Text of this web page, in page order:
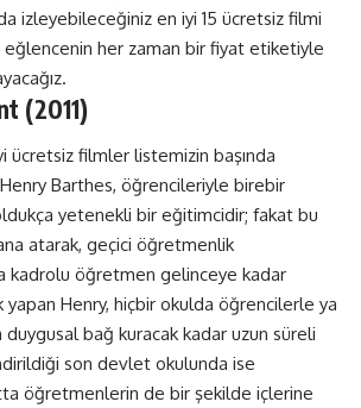
izleyebileceğiniz en iyi 15 ücretsiz filmi
her zaman bir fiyat etiketiyle
(2011)
ücretsiz filmler listemizin başında
Barthes, öğrencileriyle birebir
yetenekli bir eğitimcidir; fakat bu
atarak, geçici öğretmenlik
kadrolu öğretmen gelinceye kadar
Henry, hiçbir okulda öğrencilerle ya
duygusal bağ kuracak kadar uzun süreli
son devlet okulunda ise
öğretmenlerin de bir şekilde içlerine